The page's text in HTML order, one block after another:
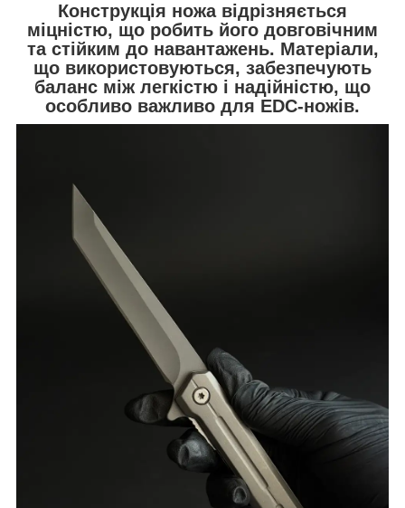
Конструкція ножа відрізняється
міцністю, що робить його довговічним
та стійким до навантажень. Матеріали,
що використовуються, забезпечують
баланс між легкістю і надійністю, що
особливо важливо для EDC-ножів.